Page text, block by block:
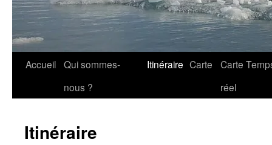
Aller
Accueil Qui sommes-
nous ?
Itinéraire Carte
Carte
réel
Itinéraire